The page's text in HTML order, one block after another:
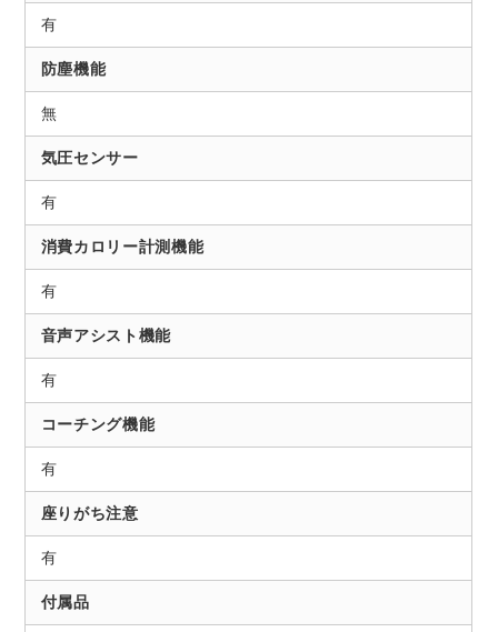
有
防塵機能
無
気圧センサー
有
消費カロリー計測機能
有
音声アシスト機能
有
コーチング機能
有
座りがち注意
有
付属品